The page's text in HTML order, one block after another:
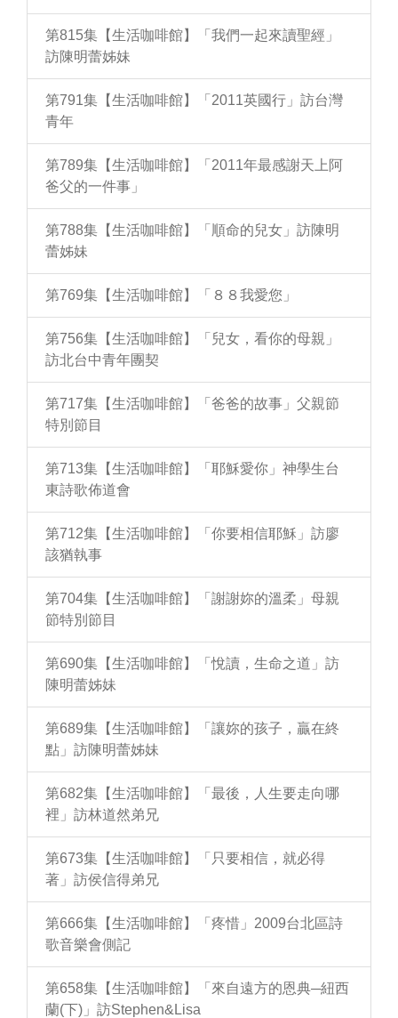
第815集【生活咖啡館】「我們一起來讀聖經」
訪陳明蕾姊妹
第791集【生活咖啡館】「2011英國行」訪台灣
青年
第789集【生活咖啡館】「2011年最感謝天上阿
爸父的一件事」
第788集【生活咖啡館】「順命的兒女」訪陳明
蕾姊妹
第769集【生活咖啡館】「８８我愛您」
第756集【生活咖啡館】「兒女，看你的母親」
訪北台中青年團契
第717集【生活咖啡館】「爸爸的故事」父親節
特別節目
第713集【生活咖啡館】「耶穌愛你」神學生台
東詩歌佈道會
第712集【生活咖啡館】「你要相信耶穌」訪廖
該猶執事
第704集【生活咖啡館】「謝謝妳的溫柔」母親
節特別節目
第690集【生活咖啡館】「悅讀，生命之道」訪
陳明蕾姊妹
第689集【生活咖啡館】「讓妳的孩子，贏在終
點」訪陳明蕾姊妹
第682集【生活咖啡館】「最後，人生要走向哪
裡」訪林道然弟兄
第673集【生活咖啡館】「只要相信，就必得
著」訪侯信得弟兄
第666集【生活咖啡館】「疼惜」2009台北區詩
歌音樂會側記
第658集【生活咖啡館】「來自遠方的恩典─紐西
蘭(下)」訪Stephen&Lisa